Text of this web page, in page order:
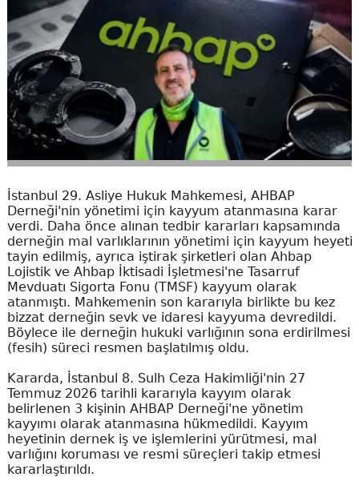
İstanbul 29. Asliye Hukuk Mahkemesi, AHBAP
Derneği'nin yönetimi için kayyum atanmasına karar
verdi. Daha önce alınan tedbir kararları kapsamında
derneğin mal varlıklarının yönetimi için kayyum heyeti
tayin edilmiş, ayrıca iştirak şirketleri olan Ahbap
Lojistik ve Ahbap İktisadi İşletmesi'ne Tasarruf
Mevduatı Sigorta Fonu (TMSF) kayyum olarak
atanmıştı. Mahkemenin son kararıyla birlikte bu kez
bizzat derneğin sevk ve idaresi kayyuma devredildi.
Böylece ile derneğin hukuki varlığının sona erdirilmesi
(fesih) süreci resmen başlatılmış oldu.
Kararda, İstanbul 8. Sulh Ceza Hakimliği'nin 27
Temmuz 2026 tarihli kararıyla kayyım olarak
belirlenen 3 kişinin AHBAP Derneği'ne yönetim
kayyımı olarak atanmasına hükmedildi. Kayyım
heyetinin dernek iş ve işlemlerini yürütmesi, mal
varlığını koruması ve resmi süreçleri takip etmesi
kararlaştırıldı.